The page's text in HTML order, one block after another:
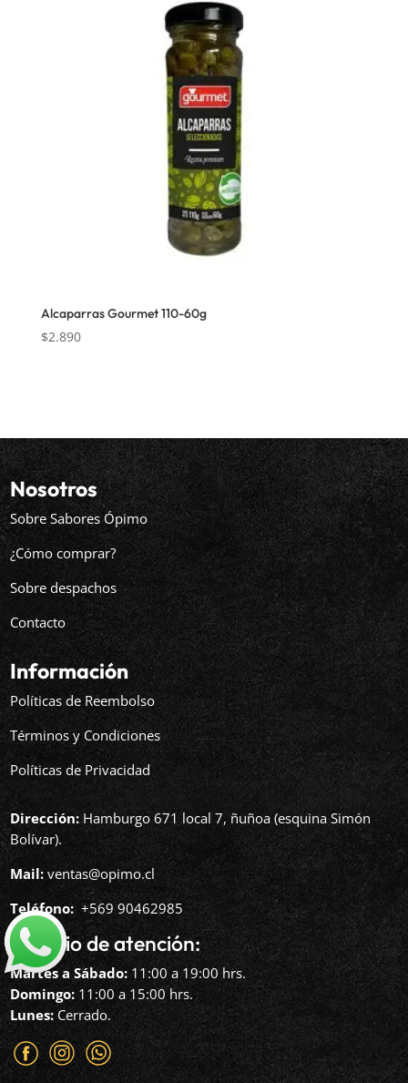
Alcaparras Gourmet 110-60g
$2.890
Nosotros
Sobre Sabores Ópimo
¿Cómo comprar?
Sobre despachos
Contacto
Información
Políticas de Reembolso
Términos y Condiciones
Políticas de Privacidad
Dirección: Hamburgo 671 local 7, ñuñoa (esquina Simón
Bolívar).
Mail: ventas@opimo.cl
Teléfono: ‪+569 90462985‬
Horario de atención:
Martes a Sábado: 11:00 a 19:00 hrs.
Domingo: 11:00 a 15:00 hrs.
Lunes: Cerrado.